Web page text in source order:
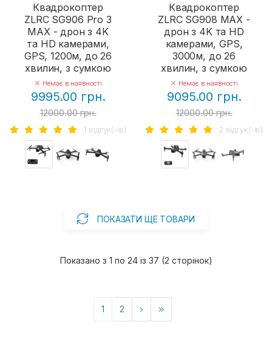
Квадрокоптер
ZLRC SG906 Pro 3
MAX - дрон з 4K
та HD камерами,
GPS, 1200м, до 26
хвилин, з сумкою
Немає в наявності
9995.00 грн.
12000.00 грн.
1 вiдгук(-iв)
Квадрокоптер
ZLRC SG908 MAX -
дрон з 4K та HD
камерами, GPS,
3000м, до 26
хвилин, з сумкою
Немає в наявності
9095.00 грн.
12000.00 грн.
2 вiдгук(-iв)
ПОКАЗАТИ ЩЕ ТОВАРИ
Показано з 1 по 24 із 37 (2 сторінок)
1 2